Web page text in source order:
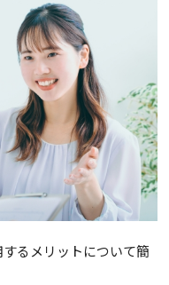
るメリットについて簡